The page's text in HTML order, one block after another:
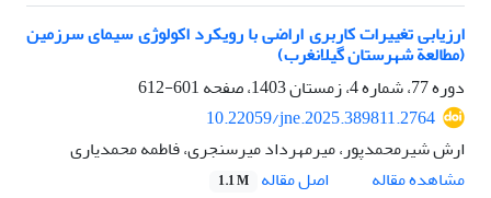
ارزیابی تغییرات کاربری اراضی با رویکرد اکولوژی سیمای سرزمین
(مطالعة شهرستان گیلانغرب)
دوره 77، شماره 4، زمستان 1403، صفحه
601-612
10.22059/jne.2025.389811.2764
ارش شیرمحمدپور، میرمهرداد میرسنجری، فاطمه محمدیاری
مشاهده مقاله
اصل مقاله 1.1 M